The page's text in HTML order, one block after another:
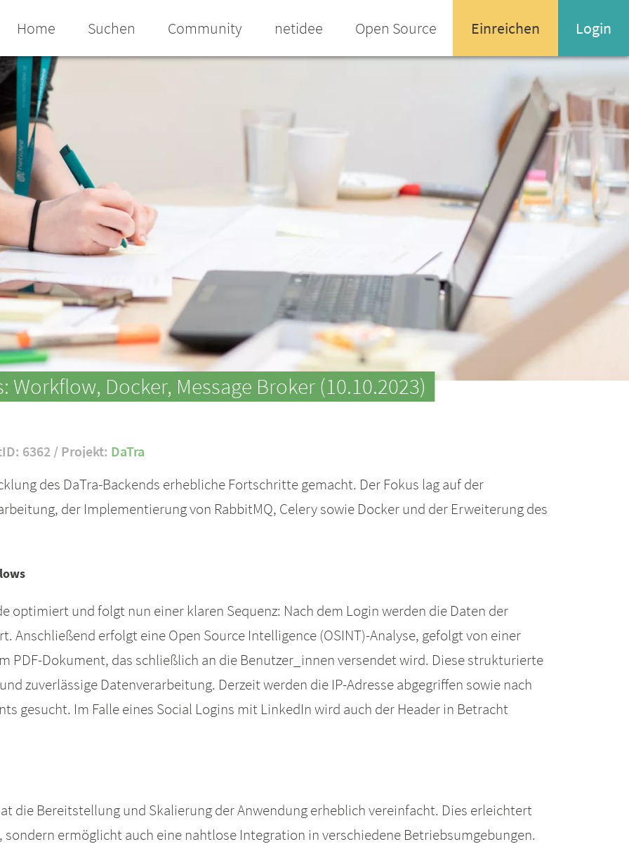
Home Suchen Community netidee Open Source Einreichen Login
Name oder Email-Adresse
Enter your username or email address
Workflow, Docker, Message Broker (10.10.2023)
6362 / Projekt: DaTra
des DaTra-Backends erhebliche Fortschritte gemacht. Der Fokus lag auf der
der Implementierung von RabbitMQ, Celery sowie Docker und der Erweiterung des
optimiert und folgt nun einer klaren Sequenz: Nach dem Login werden die Daten der
Anschließend erfolgt eine Open Source Intelligence (OSINT)-Analyse, gefolgt von einer
PDF-Dokument, das schließlich an die Benutzer_innen versendet wird. Diese strukturierte
zuverlässige Datenverarbeitung. Derzeit werden die IP-Adresse abgegriffen sowie nach
gesucht. Im Falle eines Social Logins mit LinkedIn wird auch der Header in Betracht
die Bereitstellung und Skalierung der Anwendung erheblich vereinfacht. Dies erleichtert
ermöglicht auch eine nahtlose Integration in verschiedene Betriebsumgebungen.